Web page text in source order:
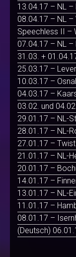
13.04.17 – NL –
08.04.17 – NL –
Speechless II –
07.04.17 – NL
31.03. +
25.03.17 –
10.03.17 –
04.03.17 –
03.02. und
29.01.17 – NL-
28.01.17 – NL-
27.01.17 – Twist
21.01.17 – NL-
20.01.17 –
14.01.17 –
13.01.17 – NL-
11.01.17 –
08.01.17 –
(Deutsch)